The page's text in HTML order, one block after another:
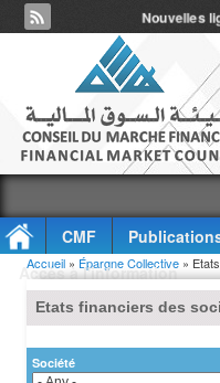
Nouvelles
CMF
Accès à l'information
Vous êtes ici
Accueil » Épargne Collective »
Etats financiers des
Société